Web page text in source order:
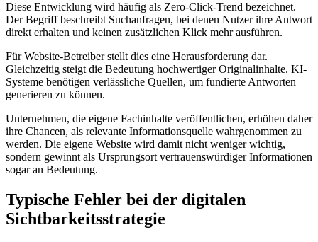
Diese Entwicklung wird häufig als Zero-Click-Trend bezeichnet.
Der Begriff beschreibt Suchanfragen, bei denen Nutzer ihre Antwort
direkt erhalten und keinen zusätzlichen Klick mehr ausführen.
Für Website-Betreiber stellt dies eine Herausforderung dar.
Gleichzeitig steigt die Bedeutung hochwertiger Originalinhalte. KI-
Systeme benötigen verlässliche Quellen, um fundierte Antworten
generieren zu können.
Unternehmen, die eigene Fachinhalte veröffentlichen, erhöhen daher
ihre Chancen, als relevante Informationsquelle wahrgenommen zu
werden. Die eigene Website wird damit nicht weniger wichtig,
sondern gewinnt als Ursprungsort vertrauenswürdiger Informationen
sogar an Bedeutung.
Typische Fehler bei der digitalen
Sichtbarkeitsstrategie